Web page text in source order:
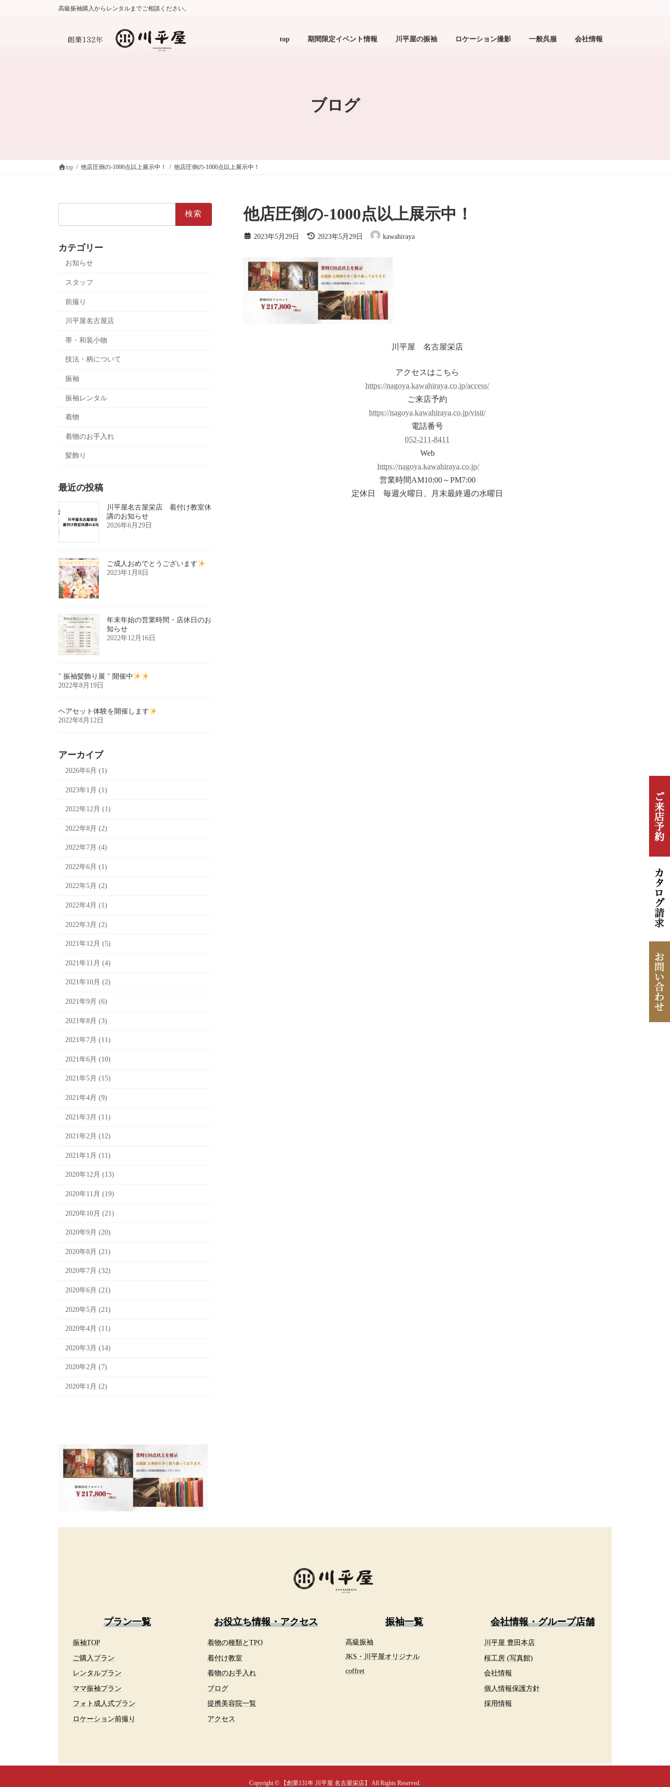
高級振袖購入からレンタルまでご相談ください。
top 期間限定イベント情報 川平屋の振袖 ロケーション撮影 一般呉服 会社情報
ブログ
top 他店圧倒の-1000点以上展示中！ 他店圧倒の-1000点以上展示中！
他店圧倒の-1000点以上展示中！
2023年5月29日
最
新
日
時
2023年5月29日 kawahiraya
川平屋 名古屋栄店
アクセスはこちら
https://nagoya.kawahiraya.co.jp/access/
ご来店予約
https://nagoya.kawahiraya.co.jp/visit/
電話番号
052-211-8411
Web
https://nagoya.kawahiraya.co.jp/
営業時間AM10:00～PM7:00
定休日 毎週火曜日、月末最終週の水曜日
カテゴリー
お知らせ
スタッフ
前撮り
川平屋名古屋店
帯・和装小物
技法・柄について
振袖
振袖レンタル
着物
着物のお手入れ
髪飾り
最近の投稿
川平屋名古屋栄店 着付け教室休
講のお知らせ
2026年6月29日
ご成人おめでとうございます
2023年1月8日
年末年始の営業時間・店休日のお
知らせ
2022年12月16日
" 振袖髪飾り展 " 開催中
2022年8月19日
ヘアセット体験を開催します
2022年8月12日
アーカイブ
2026年6月 (1)
2023年1月 (1)
2022年12月 (1)
2022年8月 (2)
2022年7月 (4)
2022年6月 (1)
2022年5月 (2)
2022年4月 (1)
2022年3月 (2)
2021年12月 (5)
2021年11月 (4)
2021年10月 (2)
2021年9月 (6)
2021年8月 (3)
2021年7月 (11)
2021年6月 (10)
2021年5月 (15)
2021年4月 (9)
2021年3月 (11)
2021年2月 (12)
2021年1月 (11)
2020年12月 (13)
2020年11月 (19)
2020年10月 (21)
2020年9月 (20)
2020年8月 (21)
2020年7月 (32)
2020年6月 (21)
2020年5月 (21)
2020年4月 (11)
2020年3月 (14)
2020年2月 (7)
2020年1月 (2)
プラン一覧
振袖TOP
ご購入プラン
レンタルプラン
ママ振袖プラン
フォト成人式プラン
ロケーション前撮り
お役立ち情報・アクセス
着物の種類とTPO
着付け教室
着物のお手入れ
ブログ
提携美容院一覧
アクセス
振袖一覧
高級振袖
JKS・川平屋オリジナル
coffret
会社情報・グループ店舗
川平屋 豊田本店
桜工房 (写真館)
会社情報
個人情報保護方針
採用情報
Copyright © 【創業131年 川平屋 名古屋栄店】 All Rights Reserved.